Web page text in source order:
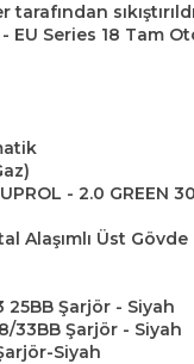
tarafından
EU Series 18 Tam
- 2.0 GREEN
Alaşımlı Üst Gövde
25BB Şarjör - Siyah
33BB Şarjör - Siyah
Siyah